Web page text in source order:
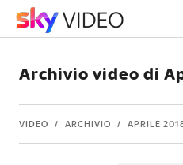
Archivio video di
VIDEO ARCHIVIO APRILE